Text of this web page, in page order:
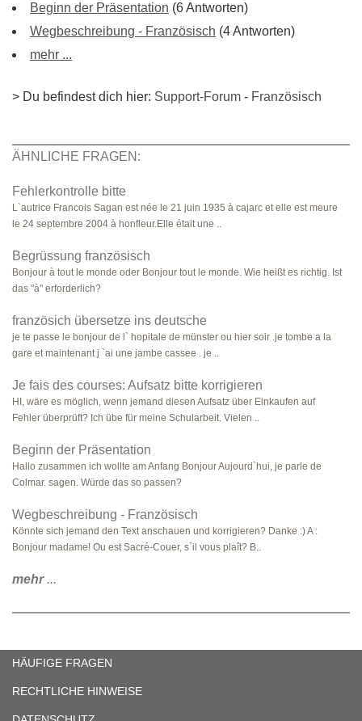
Beginn der Präsentation (6 Antworten)
Wegbeschreibung - Französisch (4 Antworten)
mehr ...
> Du befindest dich hier: Support-Forum - Französisch
ÄHNLICHE FRAGEN:
Fehlerkontrolle bitte
L`autrice Francois Sagan est née le 21 juin 1935 à cajarc et elle est meure
le 24 septembre 2004 à honfleur.Elle était une ..
Begrüssung französisch
Bonjour à tout le monde oder Bonjour tout le monde. Wie heißt es richtig. Ist
das "à" erforderlich?
französich übersetze ins deutsche
je te passe le bonjour de l` hopitale de münster ou hier soir .je tombe a la
gare et maintenant j `ai une jambe cassee . je ..
Je fais des courses: Aufsatz bitte korrigieren
HI, wäre es möglich, wenn jemand diesen Aufsatz über Einkaufen auf
Fehler überprüft? Ich übe für meine Schularbeit. Vielen ..
Beginn der Präsentation
Hallo zusammen ich wollte am Anfang Bonjour Aujourd`hui, je parle de
Colmar. sagen. Würde das so passen?
Wegbeschreibung - Französisch
Könnte sich jemand den Text anschauen und korrigieren? Danke :) A :
Bonjour madame! Ou est Sacré-Couer, s`il vous plaît? B..
mehr...
HÄUFIGE FRAGEN
RECHTLICHE HINWEISE